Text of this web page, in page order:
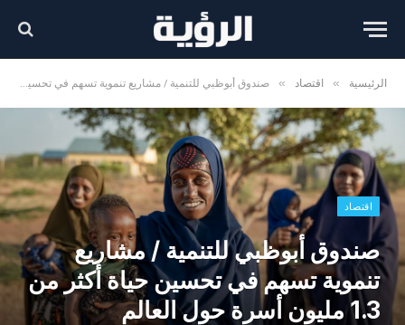
الرئيسية » اقتصاد » صندوق أبوظبي للتنمية / مشاريع تنموية تسهم في تحسين حياة أكثر من 1.3 مليون أسرة حول العالم
اقتصاد
صندوق أبوظبي للتنمية / مشاريع
تنموية تسهم في تحسين حياة أكثر من
1.3 مليون أسرة حول العالم